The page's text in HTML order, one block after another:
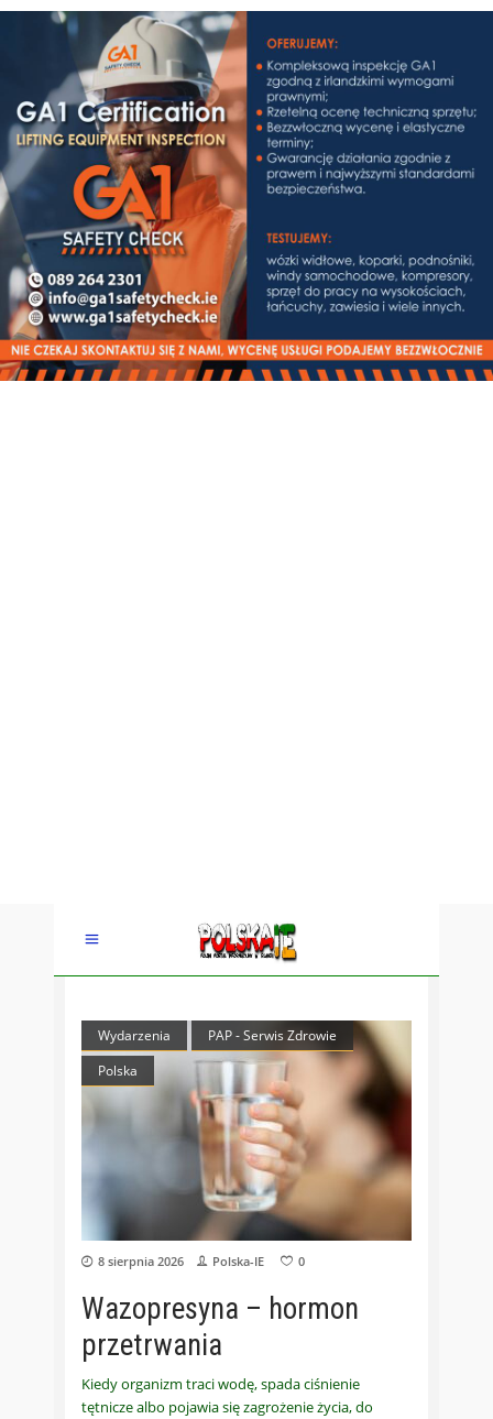
Wydarzenia
PAP - Serwis Zdrowie
Polska
8 sierpnia 2026 Polska-IE 0
Wazopresyna – hormon
przetrwania
Kiedy organizm traci wodę, spada ciśnienie
tętnicze albo pojawia się zagrożenie życia, do